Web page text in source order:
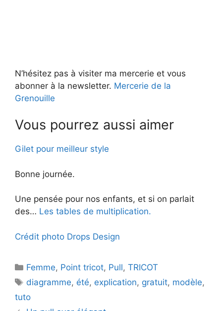
N’hésitez pas à visiter ma mercerie et vous
abonner à la newsletter. Mercerie de la
Grenouille
Vous pourrez aussi aimer
Gilet pour meilleur style
Bonne journée.
Une pensée pour nos enfants, et si on parlait
des… Les tables de multiplication.
Crédit photo Drops Design
Catégories
Femme, Point tricot, Pull,TRICOT
Étiquettes
diagramme, été, explication, gratuit, modèle,
tuto